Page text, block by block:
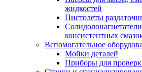
жидкостей
Пистолеты
консистентных
Вспомогательное
Мойки деталей
Приборы для